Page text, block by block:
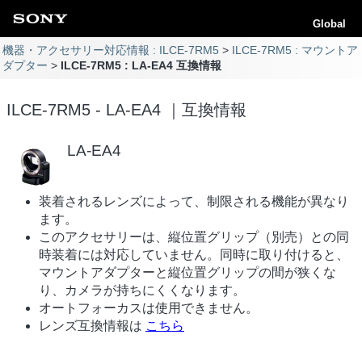
Global
機器・アクセサリー対応情報 : ILCE-7RM5
ILCE-7RM5 : マウントア
ダプター
ILCE-7RM5 : LA-EA4 互換情報
ILCE-7RM5 - LA-EA4 ｜互換情報
LA-EA4
装着されるレンズによって、制限される機能が異なり
ます。
このアクセサリーは、縦位置グリップ（別売）との同
時装着には対応していません。同時に取り付けると、
マウントアダプターと縦位置グリップの間が狭くな
り、カメラが持ちにくくなります。
オートフォーカスは使用できません。
レンズ互換情報は こちら